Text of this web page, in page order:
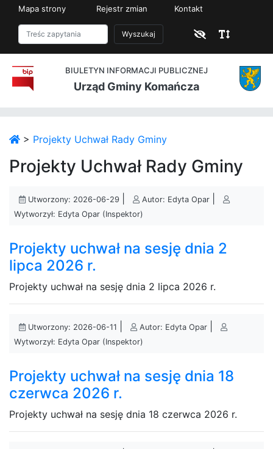
Mapa strony Rejestr zmian Kontakt
Wyszukaj
BIULETYN INFORMACJI PUBLICZNEJ
Urząd Gminy Komańcza
> Projekty Uchwał Rady Gminy
Projekty Uchwał Rady Gminy
Utworzony: 2026-06-29 Autor: Edyta Opar
Wytworzył: Edyta Opar (Inspektor)
Projekty uchwał na sesję dnia 2
lipca 2026 r.
Projekty uchwał na sesję dnia 2 lipca 2026 r.
Utworzony: 2026-06-11 Autor: Edyta Opar
Wytworzył: Edyta Opar (Inspektor)
Projekty uchwał na sesję dnia 18
czerwca 2026 r.
Projekty uchwał na sesję dnia 18 czerwca 2026 r.